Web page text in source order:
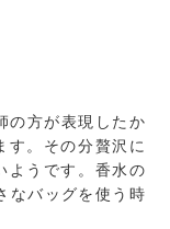
の方が表現したか
す。その分贅沢に
ようです。香水の
なバッグを使う時